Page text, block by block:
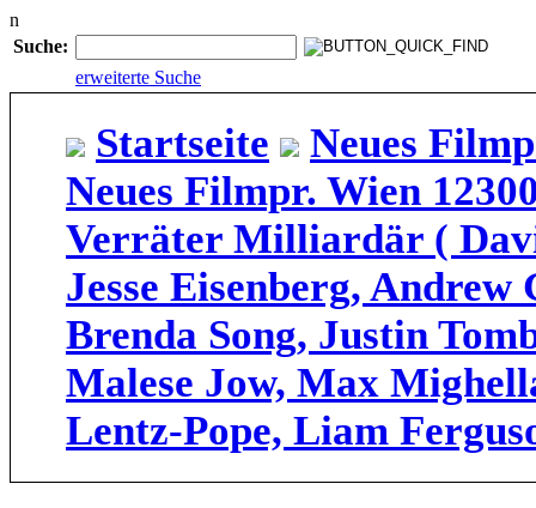
n
Suche:
erweiterte Suche
Startseite
Neues
Neues Filmpr. Wien
Verräter Milliardär (
Jesse Eisenberg,
Brenda Song, Justin
Malese Jow, Max
Lentz-Pope, Liam